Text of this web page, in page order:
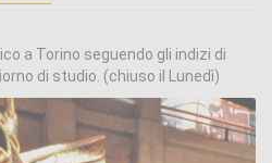
a Torino seguendo gli indizi di
di studio. (chiuso il Lunedì)